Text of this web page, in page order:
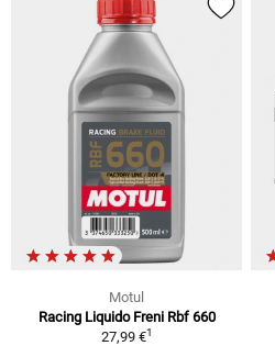
Motul
Racing Liquido Freni Rbf 660
27,99 €1